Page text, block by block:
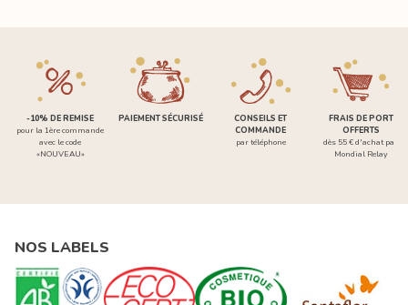
-10% DE REMISE
pour la 1ère commande
avec le code
«NOUVEAU»
PAIEMENT SÉCURISÉ
CONSEILS ET
COMMANDE
par téléphone
FRAIS DE PORT
OFFERTS
dès 55 € d'achat par
Mondial Relay
NOS LABELS